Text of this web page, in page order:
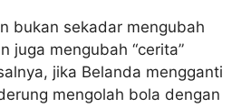
bukan sekadar mengubah
juga mengubah “cerita”
jika Belanda mengganti
mengolah bola dengan